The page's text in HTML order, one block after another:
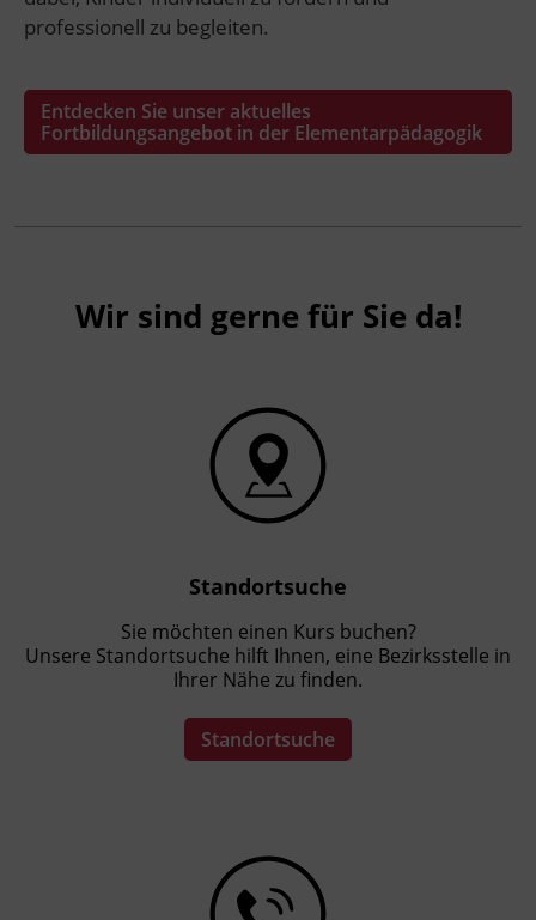
professionell zu begleiten.
Entdecken Sie unser aktuelles
Fortbildungsangebot in der Elementarpädagogik
Wir sind gerne für Sie da!
Standortsuche
Sie möchten einen Kurs buchen?
Unsere Standortsuche hilft Ihnen, eine Bezirksstelle in
Ihrer Nähe zu finden.
Standortsuche